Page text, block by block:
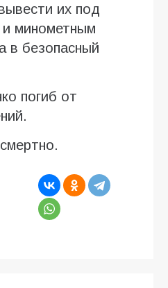
их под
и минометным
в безопасный
погиб от